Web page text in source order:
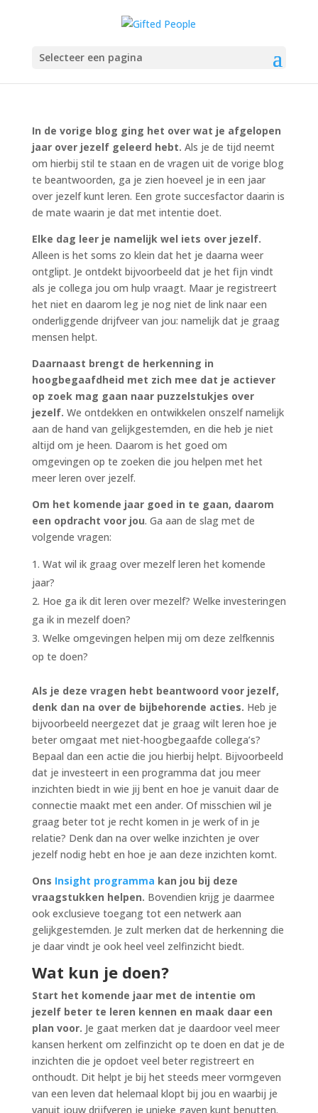
Selecteer een pagina
Wat je nog te leren hebt
In de vorige blog ging het over wat je afgelopen
jaar over jezelf geleerd hebt. Als je de tijd neemt
om hierbij stil te staan en de vragen uit de vorige blog
te beantwoorden, ga je zien hoeveel je in een jaar
over jezelf kunt leren. Een grote succesfactor daarin is
de mate waarin je dat met intentie doet.
Elke dag leer je namelijk wel iets over jezelf.
Alleen is het soms zo klein dat het je daarna weer
ontglipt. Je ontdekt bijvoorbeeld dat je het fijn vindt
als je collega jou om hulp vraagt. Maar je registreert
het niet en daarom leg je nog niet de link naar een
onderliggende drijfveer van jou: namelijk dat je graag
mensen helpt.
Daarnaast brengt de herkenning in
hoogbegaafdheid met zich mee dat je actiever
op zoek mag gaan naar puzzelstukjes over
jezelf. We ontdekken en ontwikkelen onszelf namelijk
aan de hand van gelijkgestemden, en die heb je niet
altijd om je heen. Daarom is het goed om
omgevingen op te zoeken die jou helpen met het
meer leren over jezelf.
Om het komende jaar goed in te gaan, daarom
een opdracht voor jou. Ga aan de slag met de
volgende vragen:
Wat wil ik graag over mezelf leren het komende
jaar?
Hoe ga ik dit leren over mezelf? Welke investeringen
ga ik in mezelf doen?
Welke omgevingen helpen mij om deze zelfkennis
op te doen?
Als je deze vragen hebt beantwoord voor jezelf,
denk dan na over de bijbehorende acties. Heb je
bijvoorbeeld neergezet dat je graag wilt leren hoe je
beter omgaat met niet-hoogbegaafde collega’s?
Bepaal dan een actie die jou hierbij helpt. Bijvoorbeeld
dat je investeert in een programma dat jou meer
inzichten biedt in wie jij bent en hoe je vanuit daar de
connectie maakt met een ander. Of misschien wil je
graag beter tot je recht komen in je werk of in je
relatie? Denk dan na over welke inzichten je over
jezelf nodig hebt en hoe je aan deze inzichten komt.
Ons Insight programma kan jou bij deze
vraagstukken helpen. Bovendien krijg je daarmee
ook exclusieve toegang tot een netwerk aan
gelijkgestemden. Je zult merken dat de herkenning die
je daar vindt je ook heel veel zelfinzicht biedt.
Wat kun je doen?
Start het komende jaar met de intentie om
jezelf beter te leren kennen en maak daar een
plan voor. Je gaat merken dat je daardoor veel meer
kansen herkent om zelfinzicht op te doen en dat je de
inzichten die je opdoet veel beter registreert en
onthoudt. Dit helpt je bij het steeds meer vormgeven
van een leven dat helemaal klopt bij jou en waarbij je
vanuit jouw drijfveren je unieke gaven kunt benutten.